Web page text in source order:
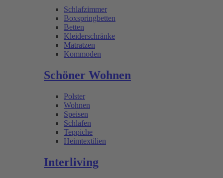
Schlafzimmer
Boxspringbetten
Betten
Kleiderschränke
Matratzen
Kommoden
Schöner Wohnen
Polster
Wohnen
Speisen
Schlafen
Teppiche
Heimtextilien
Interliving